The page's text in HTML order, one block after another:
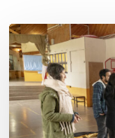
Toda
el
agua
del
mar: